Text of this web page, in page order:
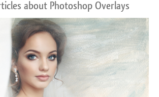
about Photoshop Overlays